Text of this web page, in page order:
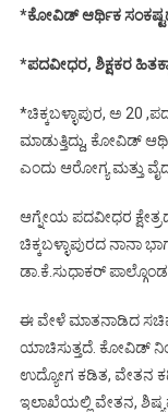
*ಕೋವಿಡ್ ಆರ್ಥಿಕ
*ಪದವೀಧರ, ಶಿಕ್ಷಕರ
*ಚಿಕ್ಕಬಳ್ಳಾಪುರ, ಅ 20
ಮಾಡುತ್ತಿದ್ದು, ಕೋವಿಡ್
ಎಂದು ಆರೋಗ್ಯ ಮತ್ತು
ಆಗ್ನೇಯ ಪದವೀಧರ
ಚಿಕ್ಕಬಳ್ಳಾಪುರದ ನಾನಾ
ಡಾ.ಕೆ.ಸುಧಾಕರ್
ಈ ವೇಳೆ ಮಾತನಾಡಿದ
ಯಾಚಿಸುತ್ತದೆ. ಕೋವಿಡ್
ಉದ್ಯೋಗ ಕಡಿತ, ವೇತನ
ಇಲಾಖೆಯಲ್ಲಿ ವೇತನ,